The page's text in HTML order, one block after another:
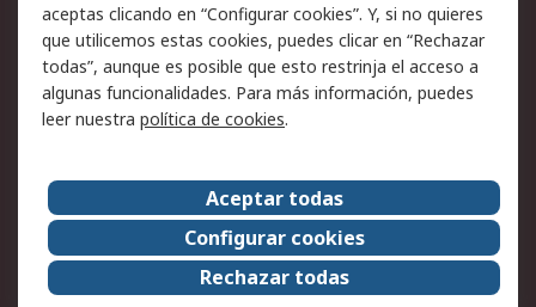
Aviso legal
Política de privacidad -
Actualizada
Política sobre cookies
Seguridad de emails
Certificaciones de
Condiciones de venta
Acerca de RS
Acerca de RS
RS Group
RS en el mundo
Sala de prensa
aceptas clicando en “Configurar cookies”. Y, si no quieres
que utilicemos estas cookies, puedes clicar en “Rechazar
todas”, aunque es posible que esto restrinja el acceso a
algunas funcionalidades. Para más información, puedes
leer nuestra política de cookies.
Aceptar todas
Configurar cookies
Rechazar todas